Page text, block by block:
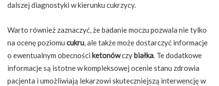
dalszej diagnostyki w kierunku cukrzycy.
Warto również zaznaczyć, że badanie moczu pozwala nie tylko
na ocenę poziomu cukru, ale także może dostarczyć informacje
o ewentualnym obecności ketonówczy białka. Te dodatkowe
informacje są istotne w kompleksowej ocenie stanu zdrowia
pacjenta i umożliwiają lekarzowi skuteczniejszą interwencję w